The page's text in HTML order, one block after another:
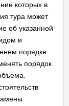
которых в
тура может
об указанной
и
порядке.
порядок